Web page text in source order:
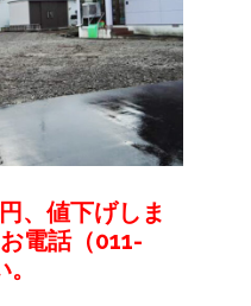
、値下げしま
電話（011-